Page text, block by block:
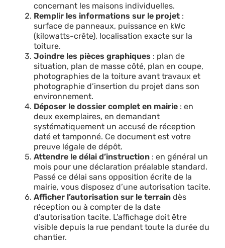
concernant les maisons individuelles.
Remplir les informations sur le projet:
surface de panneaux, puissance en kWc
(kilowatts-crête), localisation exacte sur la
toiture.
Joindre les pièces graphiques : plan de
situation, plan de masse côté, plan en coupe,
photographies de la toiture avant travaux et
photographie d’insertion du projet dans son
environnement.
Déposer le dossier complet en mairie: en
deux exemplaires, en demandant
systématiquement un accusé de réception
daté et tamponné. Ce document est votre
preuve légale de dépôt.
Attendre le délai d’instruction: en général un
mois pour une déclaration préalable standard.
Passé ce délai sans opposition écrite de la
mairie, vous disposez d’une autorisation tacite.
Afficher l’autorisation sur le terraindès
réception ou à compter de la date
d’autorisation tacite. L’affichage doit être
visible depuis la rue pendant toute la durée du
chantier.